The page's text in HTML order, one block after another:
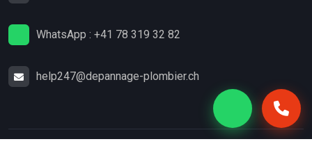
WhatsApp : +41 78 319 32 82
help247@depannage-plombier.ch